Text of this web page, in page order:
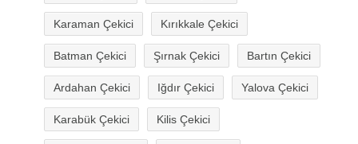
Karaman Çekici Kırıkkale Çekici
Batman Çekici Şırnak Çekici Bartın Çekici
Ardahan Çekici Iğdır Çekici Yalova Çekici
Karabük Çekici Kilis Çekici